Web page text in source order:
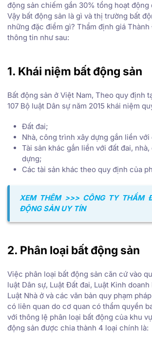
động sản chiếm gần 30% tổng hoạt động
Vậy bất động sản là gì và thị trường bất
những đặc điểm gì? Thẩm định giá
thông tin như sau:
1. Khái niệm bất động sản
Bất động sản ở Việt Nam, Theo quy định
107 Bộ luật Dân sự năm 2015 khái niệm
Đất đai;
Nhà, công trình xây dựng gắn liền với
Tài sản khác gắn liền với đất đai,
dựng;
Các tài sản khác theo quy định của
XEM THÊM >>> CÔNG TY THẨM
ĐỘNG SẢN UY TÍN
2. Phân loại bất động sản
Việc phân loại bất động sản căn cứ vào
luật Dân sự, Luật Đất đai, Luật Kinh doanh
Luật Nhà ở và các văn bản quy phạm
có liên quan do cơ quan có thẩm quyền
với thông lệ phân loại bất động của khu
động sản được chia thành 4 loại chính là: